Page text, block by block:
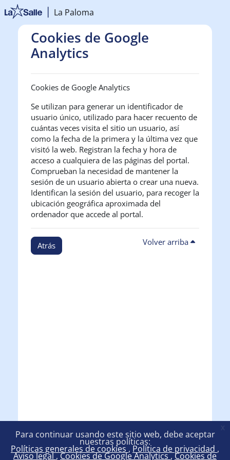
Salta al contenido principal
Para continuar usando este sitio web, debe aceptar
nuestras políticas:
Políticas generales de cookies Política de privacidad
Aviso legal Cookies de Google Analytics Cookies de
x
La Paloma
Cookies de Google
Analytics
Cookies de Google Analytics
Se utilizan para generar un identificador de
usuario único, utilizado para hacer recuento de
cuántas veces visita el sitio un usuario, así
como la fecha de la primera y la última vez que
visitó la web. Registran la fecha y hora de
acceso a cualquiera de las páginas del portal.
Comprueban la necesidad de mantener la
sesión de un usuario abierta o crear una nueva.
Identifican la sesión del usuario, para recoger la
ubicación geográfica aproximada del
ordenador que accede al portal.
Atrás Volver arriba